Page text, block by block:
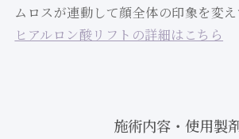
ムロスが連動して顔全体の印象を変え
ヒアルロン酸リフトの詳細はこちら
施術内容・使用製